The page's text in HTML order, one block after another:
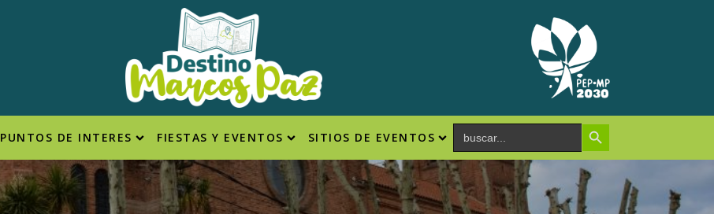
PUNTOS DE INTERES FIESTAS Y EVENTOS SITIOS DE EVENTOS Search
for:
Search Button